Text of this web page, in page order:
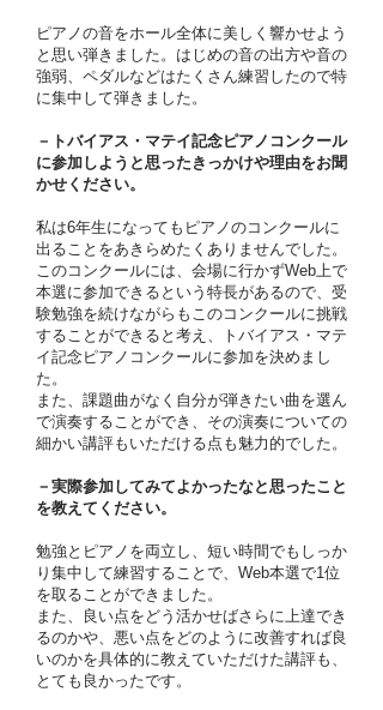
ピアノの音をホール全体に美しく響かせよう
と思い弾きました。はじめの音の出方や音の
強弱、ペダルなどはたくさん練習したので特
に集中して弾きました。
－トバイアス・マテイ記念ピアノコンクール
に参加しようと思ったきっかけや理由をお聞
かせください。
私は6年生になってもピアノのコンクールに
出ることをあきらめたくありませんでした。
このコンクールには、会場に行かずWeb上で
本選に参加できるという特長があるので、受
験勉強を続けながらもこのコンクールに挑戦
することができると考え、トバイアス・マテ
イ記念ピアノコンクールに参加を決めまし
た。
また、課題曲がなく自分が弾きたい曲を選ん
で演奏することができ、その演奏についての
細かい講評もいただける点も魅力的でした。
－実際参加してみてよかったなと思ったこと
を教えてください。
勉強とピアノを両立し、短い時間でもしっか
り集中して練習することで、Web本選で1位
を取ることができました。
また、良い点をどう活かせばさらに上達でき
るのかや、悪い点をどのように改善すれば良
いのかを具体的に教えていただけた講評も、
とても良かったです。